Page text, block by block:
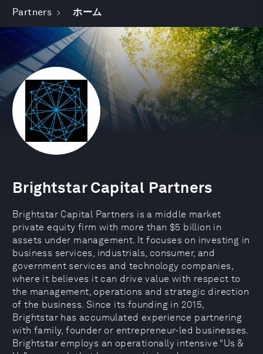
Partners ホーム
Brightstar Capital Partners
Brightstar Capital Partners is a middle market
private equity firm with more than $5 billion in
assets under management. It focuses on investing in
business services, industrials, consumer, and
government services and technology companies,
where it believes it can drive value with respect to
the management, operations and strategic direction
of the business. Since its founding in 2015,
Brightstar has accumulated experience partnering
with family, founder or entrepreneur-led businesses.
Brightstar employs an operationally intensive “Us &